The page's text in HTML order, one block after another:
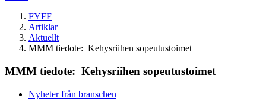
FYFF
Artiklar
Aktuellt
MMM tiedote: Kehysriihen sopeutustoimet
MMM tiedote: Kehysriihen sopeutustoimet
Nyheter från branschen